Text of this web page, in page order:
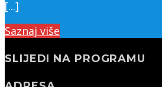
[...]
Saznaj više
SLIJEDI NA PROGRAMU